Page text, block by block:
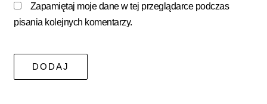
Zapamiętaj moje dane w tej przeglądarce podczas
pisania kolejnych komentarzy.